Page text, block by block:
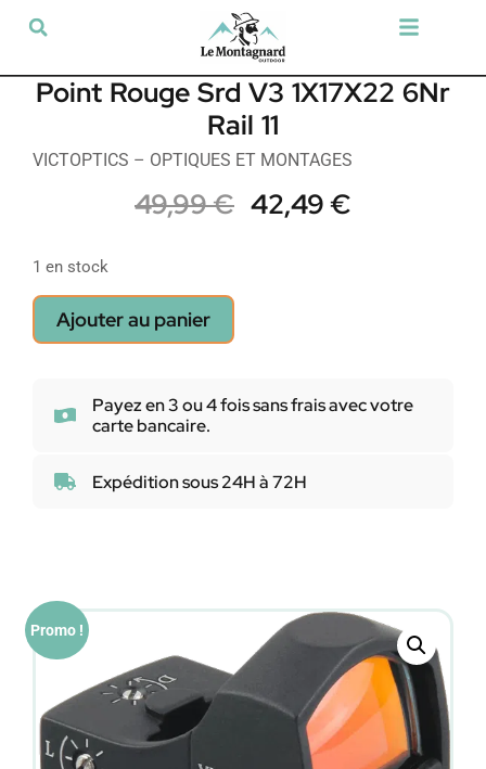
Point Rouge Srd V3 1X17X22 6Nr
Rail 11
VICTOPTICS – OPTIQUES ET MONTAGES
49,99€ 42,49€
1 en stock
Ajouter au panier
Payez en 3 ou 4 fois sans frais avec votre
carte bancaire.
Expédition sous 24H à 72H
Promo !